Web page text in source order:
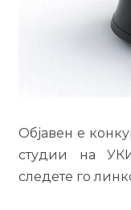
Објавен е
студии на
следете го